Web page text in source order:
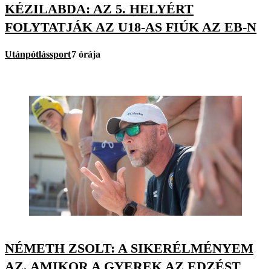
KÉZILABDA: AZ 5. HELYÉRT
FOLYTATJÁK AZ U18-AS FIÚK AZ EB-N
Utánpótlássport7 órája
NÉMETH ZSOLT: A SIKERÉLMÉNYEM